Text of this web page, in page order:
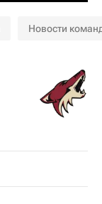
Новости